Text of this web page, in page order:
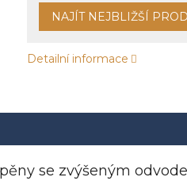
NAJÍT NEJBLIŽŠÍ
Detailní informace
se zvýšeným